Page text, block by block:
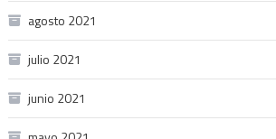
agosto 2021
julio 2021
junio 2021